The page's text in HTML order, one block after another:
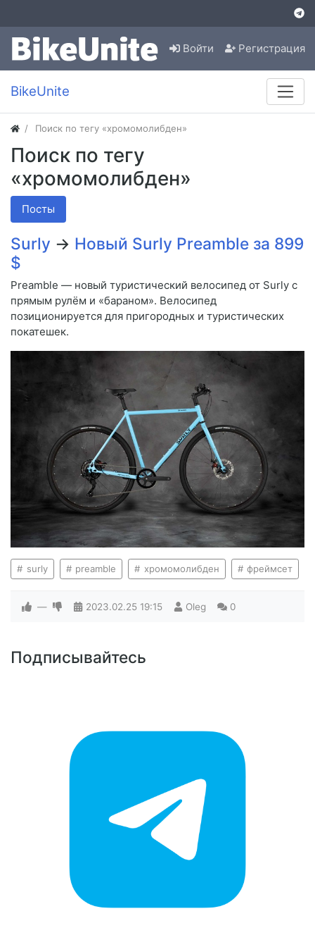
Войти Регистрация
BikeUnite
Поиск по тегу «хромомолибден»
Поиск по тегу
«хромомолибден»
Посты
Surly → Новый Surly Preamble за 899
$
Preamble — новый туристический велосипед от Surly с
прямым рулём и «бараном». Велосипед
позиционируется для пригородных и туристических
покатешек.
surly preamble хромомолибден фреймсет
— 2023.02.25 19:15 Oleg 0
Подписывайтесь